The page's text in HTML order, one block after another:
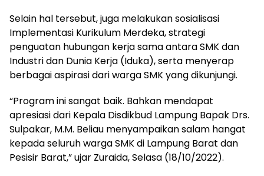
Selain hal tersebut, juga melakukan sosialisasi
Implementasi Kurikulum Merdeka, strategi
penguatan hubungan kerja sama antara SMK dan
Industri dan Dunia Kerja (Iduka), serta menyerap
berbagai aspirasi dari warga SMK yang dikunjungi.
“Program ini sangat baik. Bahkan mendapat
apresiasi dari Kepala Disdikbud Lampung Bapak Drs.
Sulpakar, M.M. Beliau menyampaikan salam hangat
kepada seluruh warga SMK di Lampung Barat dan
Pesisir Barat,” ujar Zuraida, Selasa (18/10/2022).